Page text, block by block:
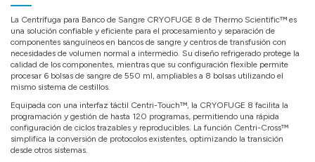
La Centrífuga para Banco de Sangre CRYOFUGE 8 de Thermo Scientific™ es
una solución confiable y eficiente para el procesamiento y separación de
componentes sanguíneos en bancos de sangre y centros de transfusión con
necesidades de volumen normal a intermedio. Su diseño refrigerado protege la
calidad de los componentes, mientras que su configuración flexible permite
procesar 6 bolsas de sangre de 550 ml, ampliables a 8 bolsas utilizando el
mismo sistema de cestillos.
Equipada con una interfaz táctil Centri-Touch™, la CRYOFUGE 8 facilita la
programación y gestión de hasta 120 programas, permitiendo una rápida
configuración de ciclos trazables y reproducibles. La función Centri-Cross™
simplifica la conversión de protocolos existentes, optimizando la transición
desde otros sistemas.